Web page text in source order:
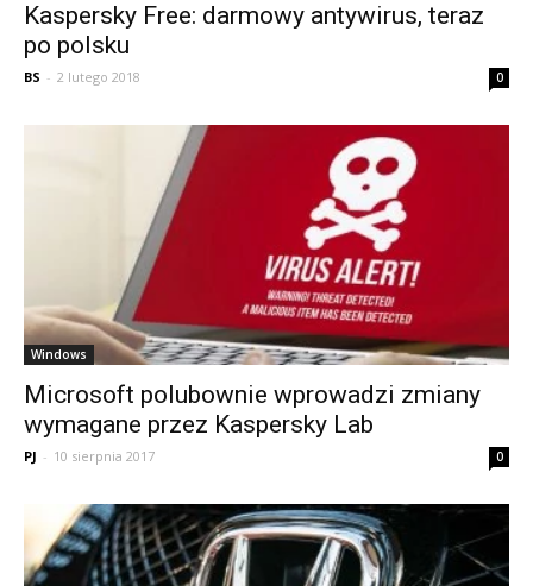
Kaspersky Free: darmowy antywirus, teraz
po polsku
BS - 2 lutego 2018 0
Windows
Microsoft polubownie wprowadzi zmiany
wymagane przez Kaspersky Lab
PJ - 10 sierpnia 2017 0